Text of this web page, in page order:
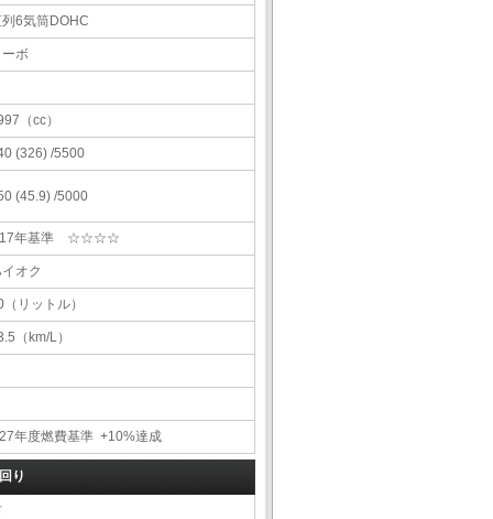
6気筒DOHC
ーボ
（cc）
(326) /5500
(45.9) /5000
年基準 ☆☆☆☆
オク
（リットル）
（km/L）
年度燃費基準 +10%達成
り